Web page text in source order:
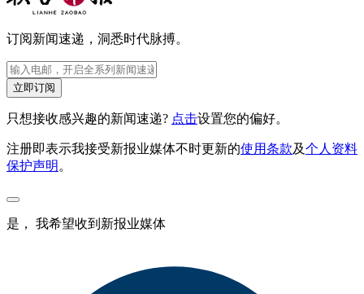
订阅新闻速递，洞悉时代脉搏。
立即订阅
只想接收感兴趣的新闻速递? 点击设置您的偏好。
注册即表示我接受新报业媒体不时更新的使用条款及个人资料
保护声明 。
是， 我希望收到新报业媒体